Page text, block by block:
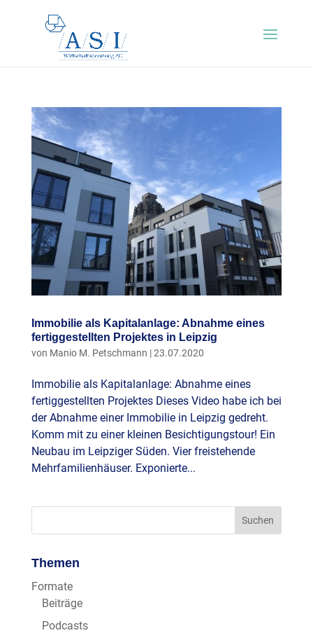
Immobilie als Kapitalanlage: Abnahme eines
fertiggestellten Projektes in Leipzig
von Manio M. Petschmann |23.07.2020
Immobilie als Kapitalanlage: Abnahme eines
fertiggestellten Projektes Dieses Video habe ich bei
der Abnahme einer Immobilie in Leipzig gedreht.
Komm mit zu einer kleinen Besichtigungstour! Ein
Neubau im Leipziger Süden. Vier freistehende
Mehrfamilienhäuser. Exponierte...
Themen
Formate
Beiträge
Podcasts